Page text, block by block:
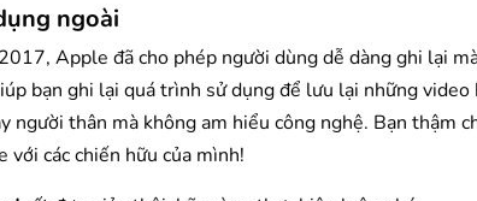
ngoài
Apple đã cho phép người dùng dễ dàng ghi lại
bạn ghi lại quá trình sử dụng để lưu lại những
người thân mà không am hiểu công nghệ. Bạn thậm
các chiến hữu của mình!